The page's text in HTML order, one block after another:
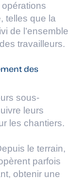
opérations
telles que la
de l’ensemble
travailleurs.
des
sous-
leurs
les chantiers.
le terrain,
parfois
obtenir une